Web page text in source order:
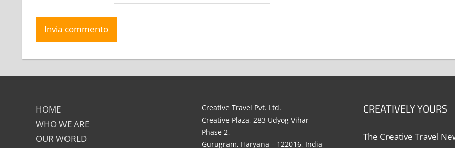
HOME
WHO WE ARE
OUR WORLD
Creative Travel Pvt. Ltd.
Creative Plaza, 283 Udyog Vihar
Phase 2,
Gurugram, Haryana – 122016, India
CREATIVELY YOURS
The Creative Travel